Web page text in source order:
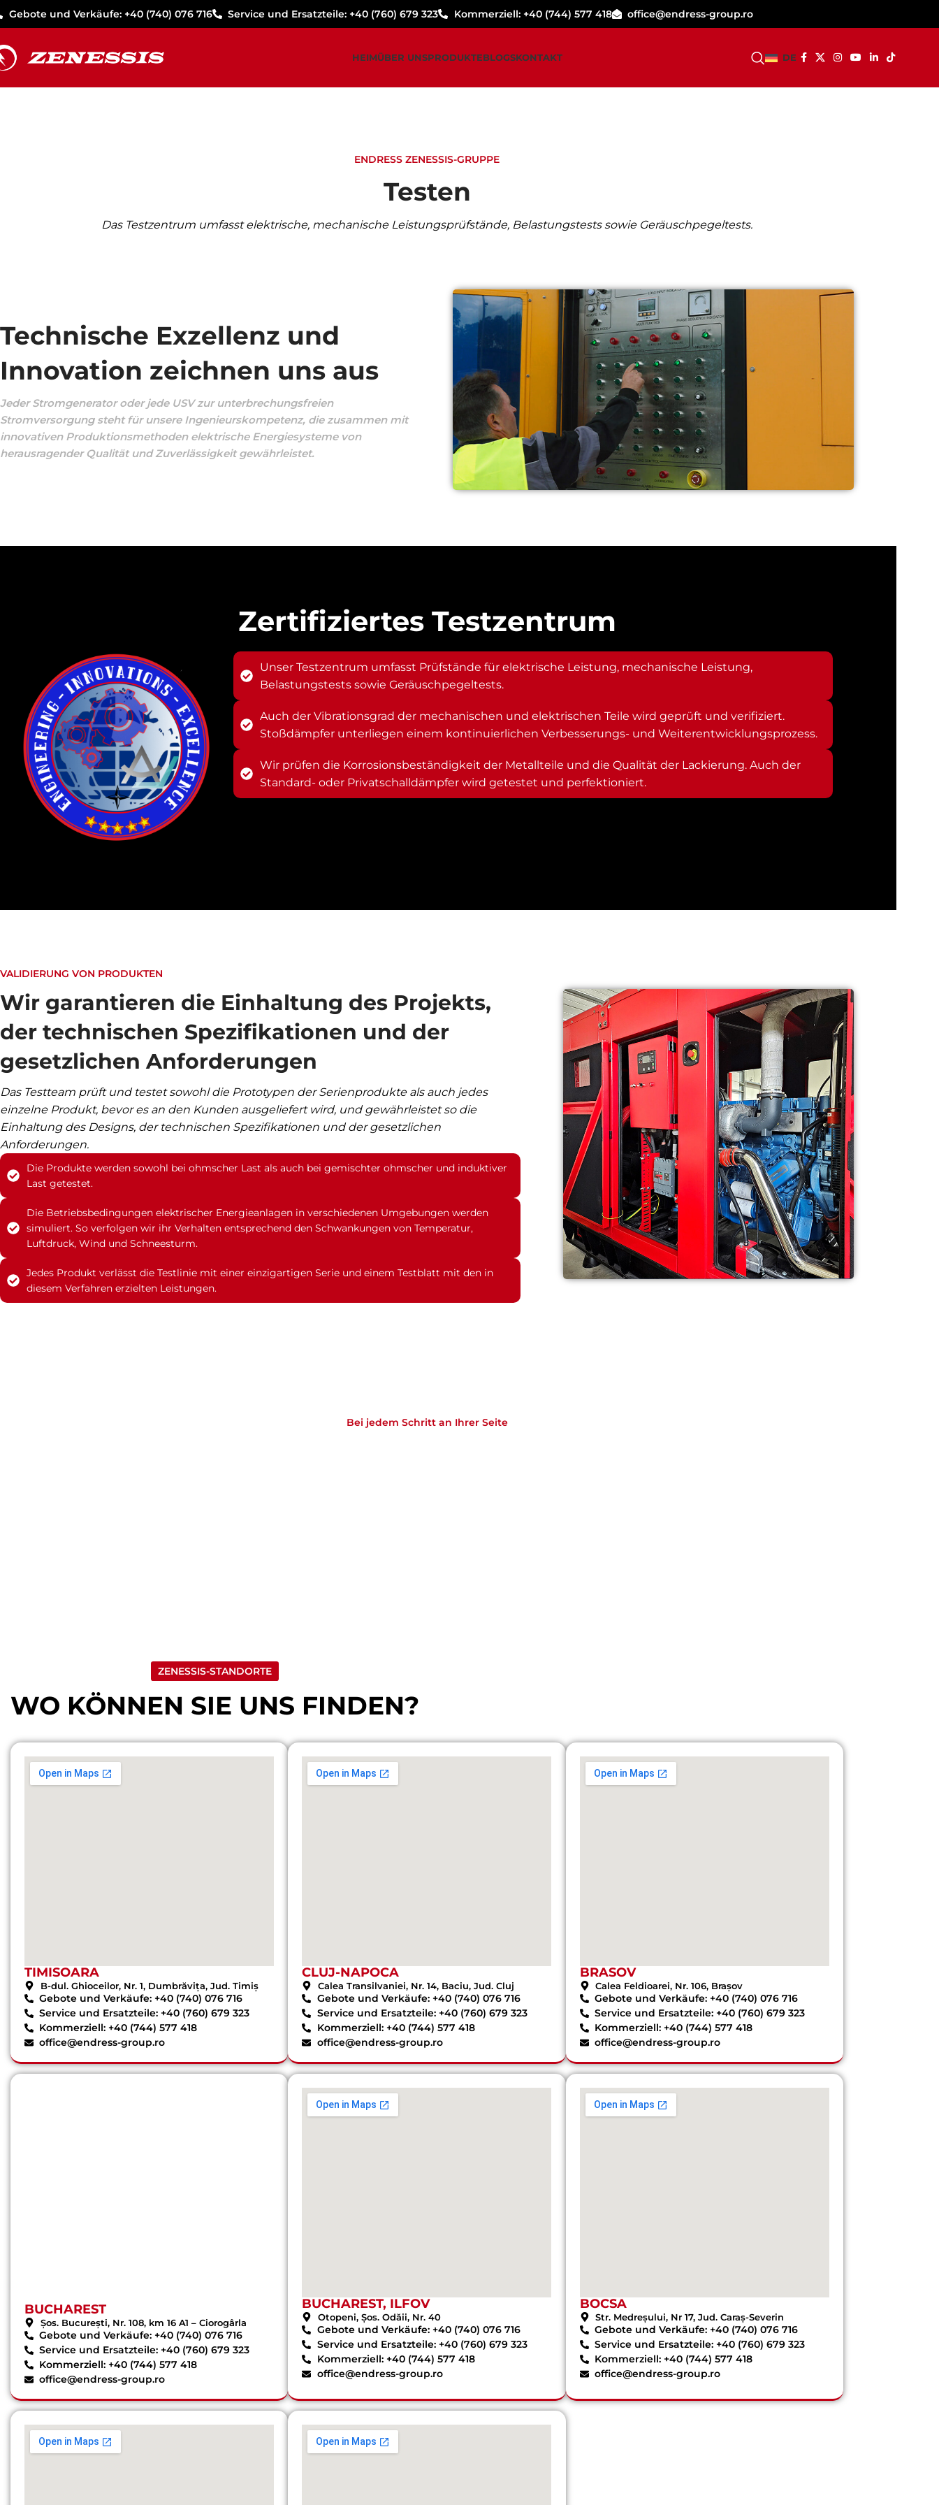
Gebote und Verkäufe: +40 (740) 076 716 Service und Ersatzteile: +40 (760) 679 323 Kommerziell: +40 (744) 577 418 office@endress-group.ro
HEIMÜBER UNSPRODUKTEBLOGSKONTAKT DE
ENDRESS ZENESSIS-GRUPPE
Testen
Das Testzentrum umfasst elektrische, mechanische Leistungsprüfstände, Belastungstests sowie Geräuschpegeltests.
Technische Exzellenz und
Innovation zeichnen uns aus
Jeder Stromgenerator oder jede USV zur unterbrechungsfreien
Stromversorgung steht für unsere Ingenieurskompetenz, die zusammen mit
innovativen Produktionsmethoden elektrische Energiesysteme von
herausragender Qualität und Zuverlässigkeit gewährleistet.
Zertifiziertes Testzentrum
Unser Testzentrum umfasst Prüfstände für elektrische Leistung, mechanische Leistung,
Belastungstests sowie Geräuschpegeltests.
Auch der Vibrationsgrad der mechanischen und elektrischen Teile wird geprüft und verifiziert.
Stoßdämpfer unterliegen einem kontinuierlichen Verbesserungs- und Weiterentwicklungsprozess.
Wir prüfen die Korrosionsbeständigkeit der Metallteile und die Qualität der Lackierung. Auch der
Standard- oder Privatschalldämpfer wird getestet und perfektioniert.
VALIDIERUNG VON PRODUKTEN
Wir garantieren die Einhaltung des Projekts,
der technischen Spezifikationen und der
gesetzlichen Anforderungen
Das Testteam prüft und testet sowohl die Prototypen der Serienprodukte als auch jedes
einzelne Produkt, bevor es an den Kunden ausgeliefert wird, und gewährleistet so die
Einhaltung des Designs, der technischen Spezifikationen und der gesetzlichen
Anforderungen.
Die Produkte werden sowohl bei ohmscher Last als auch bei gemischter ohmscher und induktiver
Last getestet.
Die Betriebsbedingungen elektrischer Energieanlagen in verschiedenen Umgebungen werden
simuliert. So verfolgen wir ihr Verhalten entsprechend den Schwankungen von Temperatur,
Luftdruck, Wind und Schneesturm.
Jedes Produkt verlässt die Testlinie mit einer einzigartigen Serie und einem Testblatt mit den in
diesem Verfahren erzielten Leistungen.
Bei jedem Schritt an Ihrer Seite
ZENESSIS-STANDORTE
WO KÖNNEN SIE UNS FINDEN?
TIMISOARA
B-dul. Ghioceilor, Nr. 1, Dumbrăvița, Jud. Timiș
Gebote und Verkäufe: +40 (740) 076 716
Service und Ersatzteile: +40 (760) 679 323
Kommerziell: +40 (744) 577 418
office@endress-group.ro
CLUJ-NAPOCA
Calea Transilvaniei, Nr. 14, Baciu, Jud. Cluj
Gebote und Verkäufe: +40 (740) 076 716
Service und Ersatzteile: +40 (760) 679 323
Kommerziell: +40 (744) 577 418
office@endress-group.ro
BRASOV
Calea Feldioarei, Nr. 106, Brașov
Gebote und Verkäufe: +40 (740) 076 716
Service und Ersatzteile: +40 (760) 679 323
Kommerziell: +40 (744) 577 418
office@endress-group.ro
BUCHAREST
Șos. București, Nr. 108, km 16 A1 – Ciorogârla
Gebote und Verkäufe: +40 (740) 076 716
Service und Ersatzteile: +40 (760) 679 323
Kommerziell: +40 (744) 577 418
office@endress-group.ro
BUCHAREST, ILFOV
Otopeni, Șos. Odăii, Nr. 40
Gebote und Verkäufe: +40 (740) 076 716
Service und Ersatzteile: +40 (760) 679 323
Kommerziell: +40 (744) 577 418
office@endress-group.ro
BOCSA
Str. Medreșului, Nr 17, Jud. Caraș-Severin
Gebote und Verkäufe: +40 (740) 076 716
Service und Ersatzteile: +40 (760) 679 323
Kommerziell: +40 (744) 577 418
office@endress-group.ro